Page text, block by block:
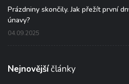
Prázdniny skončily. Jak přežít první
únavy?
04.09.2025
Nejnovějšíčlánky